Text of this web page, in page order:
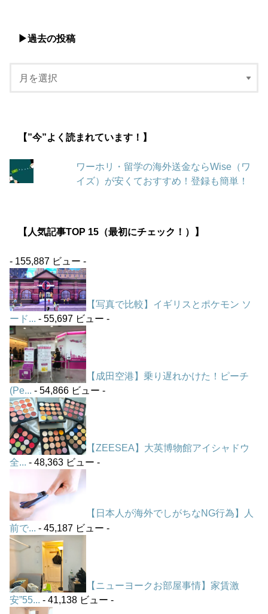
▶︎過去の投稿
【”今”よく読まれています！】
ワーホリ・留学の海外送金ならWise（ワ
イズ）が安くておすすめ！登録も簡単！
【人気記事TOP 15（最初にチェック！）】
- 155,887 ビュー -
【写真で比較】イギリスとポケモン ソ
ード... - 55,697 ビュー -
【成田空港】乗り遅れかけた！ピーチ
(Pe... - 54,866 ビュー -
【ZEESEA】大英博物館アイシャドウ
全... - 48,363 ビュー -
【日本人が海外でしがちなNG行為】人
前で...
- 45,187 ビュー -
【ニューヨークお部屋事情】家賃激
安”55...
- 41,138 ビュー -